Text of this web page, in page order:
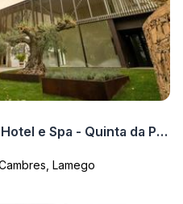
Pacheca The Wine House Hotel e Spa - Quinta da Pacheca
Lamego